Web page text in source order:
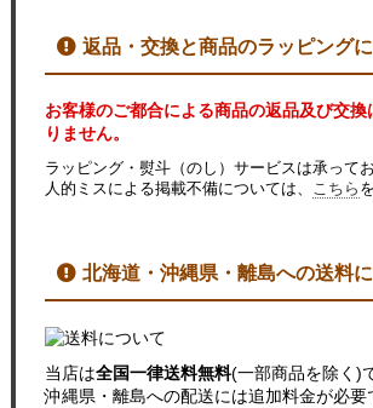
返品・交換と商品のラッピング
お客様のご都合による商品の返品及び交換
りません。
ラッピング・熨斗（のし）サービスは承ってお
人的ミスによる掲載不備については、 こちら
北海道・沖縄県・離島への送料
当店は全国一律送料無料(一部商品を除く)
沖縄県・離島への配送には追加料金が必要